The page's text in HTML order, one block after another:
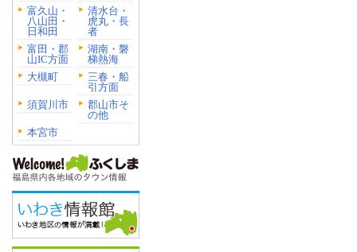
富久山・
八山田・
日和田
清水台・
虎丸・長
者
富田・郡
山IC方面
湖南・磐
梯熱海
大槻町
三春・船
引方面
須賀川市
郡山市そ
の他
本宮市